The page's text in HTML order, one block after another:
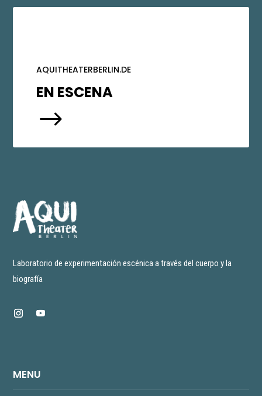
AQUITHEATERBERLIN.DE
EN ESCENA
$
Laboratorio de experimentación escénica a través del cuerpo y la
biografía
MENU